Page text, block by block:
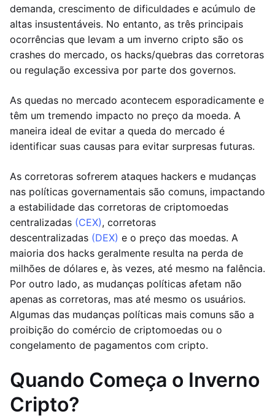
demanda, crescimento de dificuldades e acúmulo de
altas insustentáveis. No entanto, as três principais
ocorrências que levam a um inverno cripto são os
crashes do mercado, os hacks/quebras das corretoras
ou regulação excessiva por parte dos governos.
As quedas no mercado acontecem esporadicamente e
têm um tremendo impacto no preço da moeda. A
maneira ideal de evitar a queda do mercado é
identificar suas causas para evitar surpresas futuras.
As corretoras sofrerem ataques hackers e mudanças
nas políticas governamentais são comuns, impactando
a estabilidade das corretoras de criptomoedas
centralizadas (CEX), corretoras
descentralizadas (DEX) e o preço das moedas. A
maioria dos hacks geralmente resulta na perda de
milhões de dólares e, às vezes, até mesmo na falência.
Por outro lado, as mudanças políticas afetam não
apenas as corretoras, mas até mesmo os usuários.
Algumas das mudanças políticas mais comuns são a
proibição do comércio de criptomoedas ou o
congelamento de pagamentos com cripto.
Quando Começa o Inverno
Cripto?